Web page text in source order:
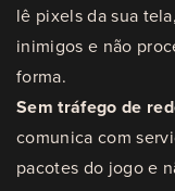
lê pixels da sua
inimigos e não
forma.
Sem tráfego de
comunica com
pacotes do jogo e